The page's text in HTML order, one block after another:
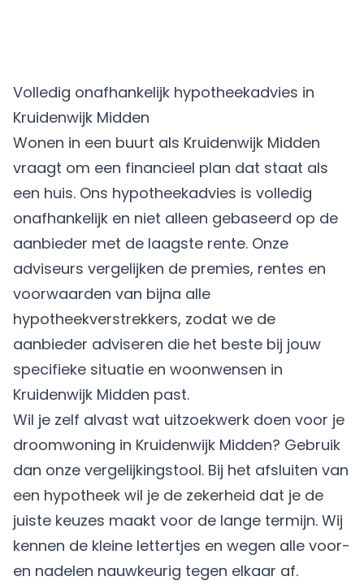
Volledig onafhankelijk hypotheekadvies in
Kruidenwijk Midden
Wonen in een buurt als Kruidenwijk Midden
vraagt om een financieel plan dat staat als
een huis. Ons hypotheekadvies is volledig
onafhankelijk en niet alleen gebaseerd op de
aanbieder met de laagste rente. Onze
adviseurs vergelijken de premies, rentes en
voorwaarden van bijna alle
hypotheekverstrekkers, zodat we de
aanbieder adviseren die het beste bij jouw
specifieke situatie en woonwensen in
Kruidenwijk Midden past.
Wil je zelf alvast wat uitzoekwerk doen voor je
droomwoning in Kruidenwijk Midden? Gebruik
dan onze vergelijkingstool. Bij het afsluiten van
een hypotheek wil je de zekerheid dat je de
juiste keuzes maakt voor de lange termijn. Wij
kennen de kleine lettertjes en wegen alle voor-
en nadelen nauwkeurig tegen elkaar af.